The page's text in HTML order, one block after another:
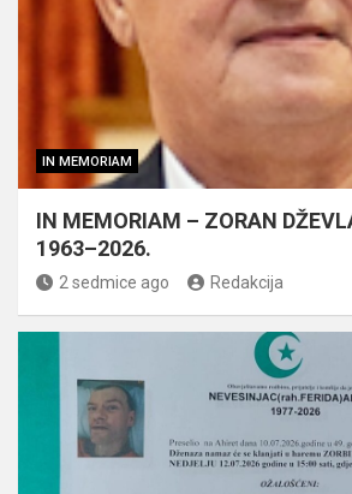
IN MEMORIAM
IN MEMORIAM – ZORAN
1963–2026.
2 sedmice ago Redakcija